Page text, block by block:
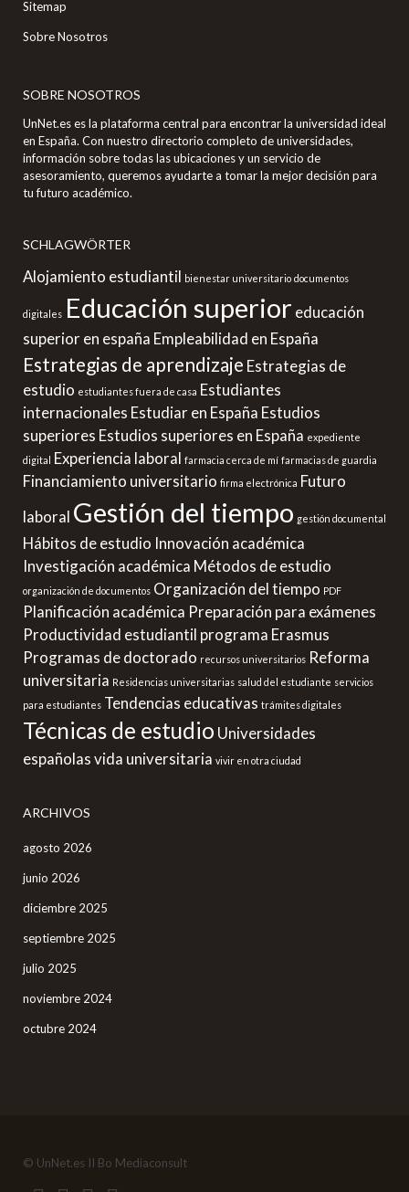
Sitemap
Sobre Nosotros
SOBRE NOSOTROS
UnNet.es es la plataforma central para encontrar la universidad ideal
en España. Con nuestro directorio completo de universidades,
información sobre todas las ubicaciones y un servicio de
asesoramiento, queremos ayudarte a tomar la mejor decisión para
tu futuro académico.
SCHLAGWÖRTER
Alojamiento estudiantil bienestar universitario documentos
digitales Educación superior educación
superior en españa Empleabilidad en España
Estrategias de aprendizaje Estrategias de
estudio estudiantes fuera de casa Estudiantes
internacionales Estudiar en España Estudios
superiores Estudios superiores en España expediente
digital Experiencia laboral farmacia cerca de mí farmacias de guardia
Financiamiento universitario firma electrónica Futuro
laboral Gestión del tiempo gestión documental
Hábitos de estudio Innovación académica
Investigación académica Métodos de estudio
organización de documentos Organización del tiempo PDF
Planificación académica Preparación para exámenes
Productividad estudiantil programa Erasmus
Programas de doctorado recursos universitarios Reforma
universitaria Residencias universitarias salud del estudiante servicios
para estudiantes Tendencias educativas trámites digitales
Técnicas de estudio Universidades
españolasvida universitaria vivir en otra ciudad
ARCHIVOS
agosto 2026
junio 2026
diciembre 2025
septiembre 2025
julio 2025
noviembre 2024
octubre 2024
© UnNet.es II Bo Mediaconsult